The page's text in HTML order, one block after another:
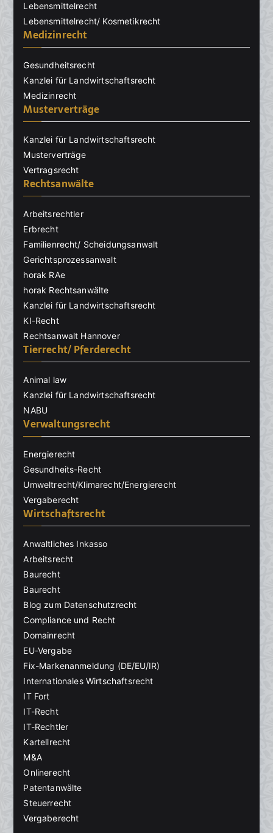
Lebensmittelrecht
Lebensmittelrecht/ Kosmetikrecht
Medizinrecht
Gesundheitsrecht
Kanzlei für Landwirtschaftsrecht
Medizinrecht
Musterverträge
Kanzlei für Landwirtschaftsrecht
Musterverträge
Vertragsrecht
Rechtsanwälte
Arbeitsrechtler
Erbrecht
Familienrecht/ Scheidungsanwalt
Gerichtsprozessanwalt
horak RAe
horak Rechtsanwälte
Kanzlei für Landwirtschaftsrecht
KI-Recht
Rechtsanwalt Hannover
Tierrecht/ Pferderecht
Animal law
Kanzlei für Landwirtschaftsrecht
NABU
Verwaltungsrecht
Energierecht
Gesundheits-Recht
Umweltrecht/Klimarecht/Energierecht
Vergaberecht
Wirtschaftsrecht
Anwaltliches Inkasso
Arbeitsrecht
Baurecht
Baurecht
Blog zum Datenschutzrecht
Compliance und Recht
Domainrecht
EU-Vergabe
Fix-Markenanmeldung (DE/EU/IR)
Internationales Wirtschaftsrecht
IT Fort
IT-Recht
IT-Rechtler
Kartellrecht
M&A
Onlinerecht
Patentanwälte
Steuerrecht
Vergaberecht